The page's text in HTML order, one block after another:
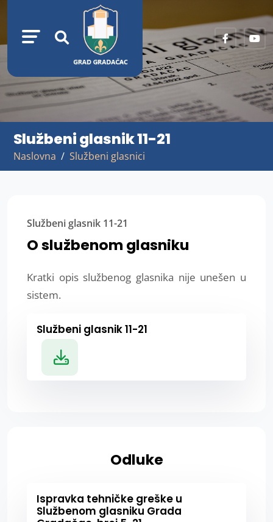
Službeni glasnik 11-21
Naslovna Službeni glasnici
Službeni glasnik 11-21
O službenom glasniku
Kratki opis službenog glasnika nije unešen u
sistem.
Službeni glasnik 11-21
Odluke
Ispravka tehničke greške u
Službenom glasniku Grada